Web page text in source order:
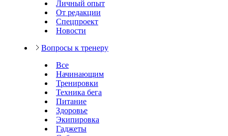
Личный опыт
От редакции
Спецпроект
Новости
Вопросы к тренеру
Все
Начинающим
Тренировки
Техника бега
Питание
Здоровье
Экипировка
Гаджеты